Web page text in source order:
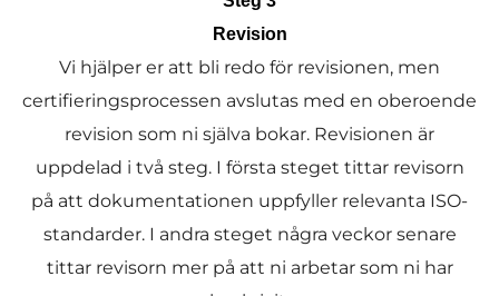
Revision
Vi hjälper er att bli redo för revisionen, men
certifieringsprocessen avslutas med en oberoende
revision som ni själva bokar. Revisionen är
uppdelad i två steg. I första steget tittar revisorn
på att dokumentationen uppfyller relevanta ISO-
standarder. I andra steget några veckor senare
tittar revisorn mer på att ni arbetar som ni har